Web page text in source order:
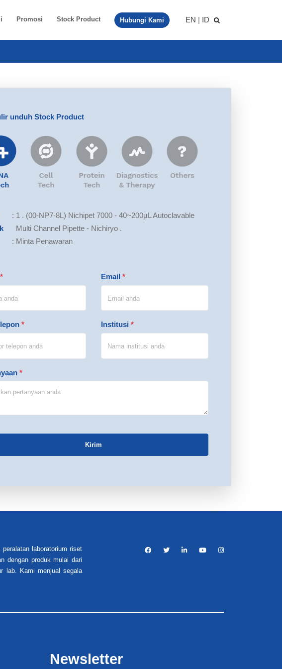
Promosi Stock Product Hubungi Kami EN | ID
unduh Stock Product
: 1 . (00-NP7-8L) Nichipet 7000 - 40~200µL Autoclavable
Multi Channel Pipette - Nichiryo .
: Minta Penawaran
* Email *
* Institusi *
*
Kirim
laboratorium riset
dengan produk mulai dari
lab. Kami menjual segala
Newsletter